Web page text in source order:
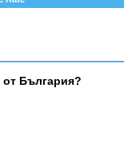
от България?